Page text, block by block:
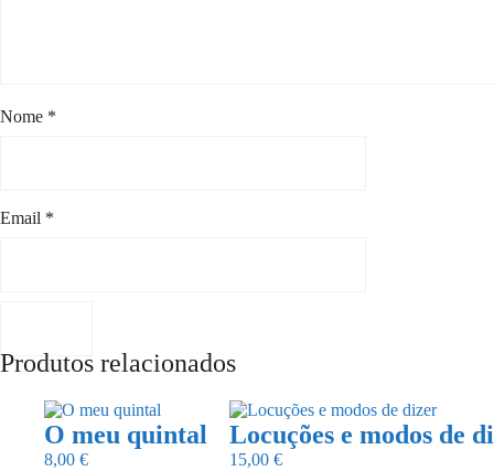
Nome *
Email *
Produtos relacionados
O meu quintal
8,00 €
Locuções e modos de
15,00 €